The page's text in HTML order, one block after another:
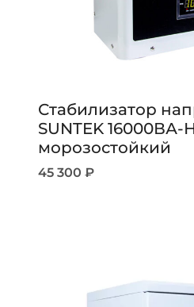
Стабилизатор
SUNTEK 16000ВА-
морозостойкий
45 300 ₽